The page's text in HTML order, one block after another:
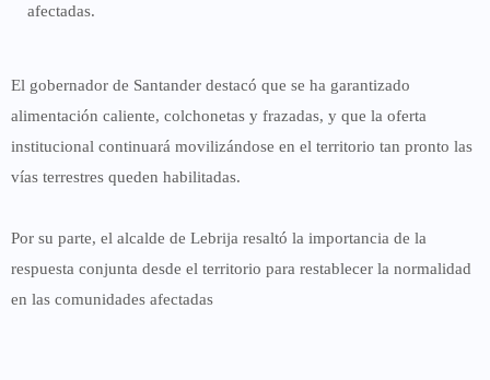
afectadas.
El gobernador de Santander destacó que se ha garantizado
alimentación caliente, colchonetas y frazadas, y que la oferta
institucional continuará movilizándose en el territorio tan pronto las
vías terrestres queden habilitadas.
Por su parte, el alcalde de Lebrija resaltó la importancia de la
respuesta conjunta desde el territorio para restablecer la normalidad
en las comunidades afectadas